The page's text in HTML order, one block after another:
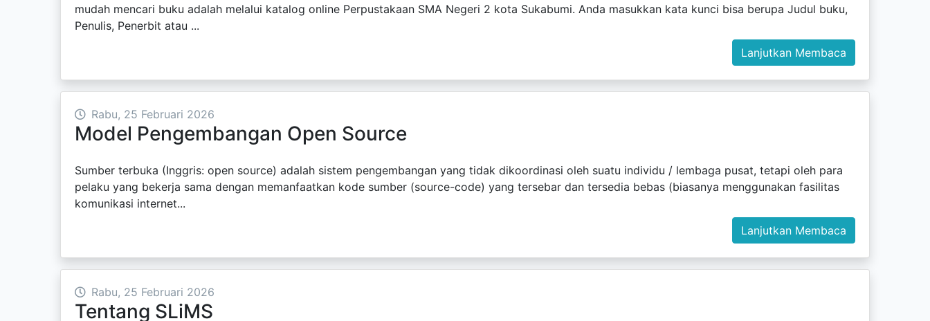
mudah mencari buku adalah melalui katalog online Perpustakaan SMA Negeri 2 kota Sukabumi. Anda masukkan kata kunci bisa berupa Judul buku,
Penulis, Penerbit atau ...
Lanjutkan Membaca
Rabu, 25 Februari 2026
Model Pengembangan Open Source
Sumber terbuka (Inggris: open source) adalah sistem pengembangan yang tidak dikoordinasi oleh suatu individu / lembaga pusat, tetapi oleh para
pelaku yang bekerja sama dengan memanfaatkan kode sumber (source-code) yang tersebar dan tersedia bebas (biasanya menggunakan fasilitas
komunikasi internet...
Lanjutkan Membaca
Rabu, 25 Februari 2026
Tentang SLiMS